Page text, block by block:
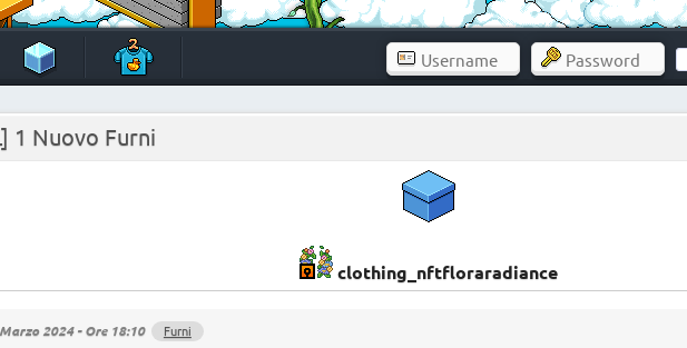
1 Nuovo Furni
clothing_nftfloraradiance
2024 - Ore 18:10 Furni